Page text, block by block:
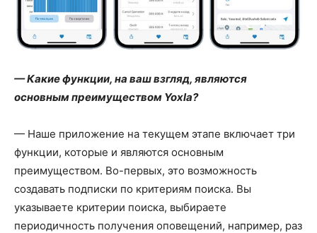
— Какие функции, на ваш взгляд, являются
основным преимуществом Yoxla?
— Наше приложение на текущем этапе включает три
функции, которые и являются основным
преимуществом. Во-первых, это возможность
создавать подписки по критериям поиска. Вы
указываете критерии поиска, выбираете
периодичность получения оповещений, например, раз